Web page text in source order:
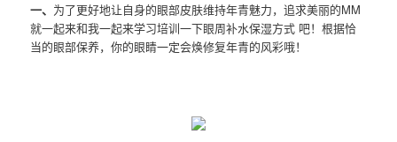
一、 为了更好地让自身的眼部皮肤维持年青魅力，追求美丽的MM
就一起来和我一起来学习培训一下眼周补水保湿方式 吧！根据恰
当的眼部保养，你的眼睛一定会焕修复年青的风彩哦！